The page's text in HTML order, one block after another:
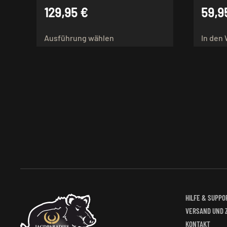
129,95 €
Ausführung wählen In den
HILFE &
VERSAND UND
KONTAKT